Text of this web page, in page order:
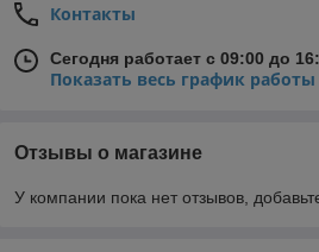
Контакты
Сегодня работает с 09:00 до
Показать весь график работы
Отзывы о магазине
У компании пока нет отзывов,